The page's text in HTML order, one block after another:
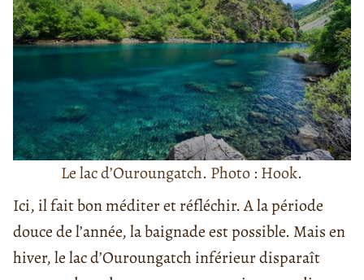
Le lac d’Ouroungatch. Photo : Hook.
Ici, il fait bon méditer et réfléchir. A la période
douce de l’année, la baignade est possible. Mais en
hiver, le lac d’Ouroungatch inférieur disparaît